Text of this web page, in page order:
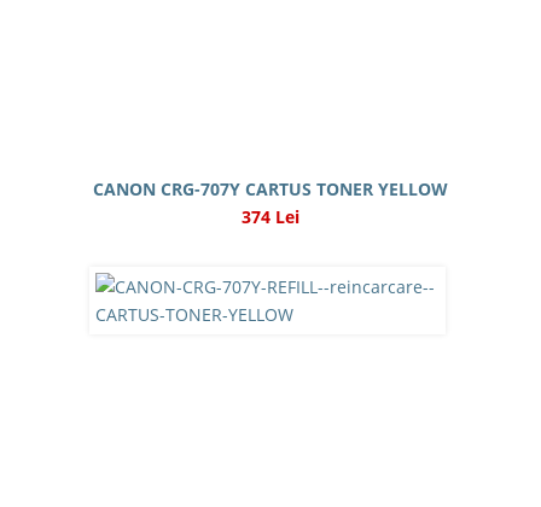
CANON CRG-707Y CARTUS TONER YELLOW
374 Lei